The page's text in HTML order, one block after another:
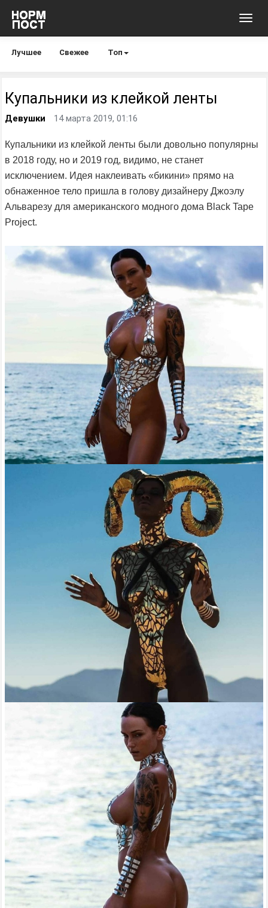
Лучшее Свежее Топ
Купальники из клейкой ленты
Девушки 14 марта 2019, 01:16
Купальники из клейкой ленты были довольно популярны
в 2018 году, но и 2019 год, видимо, не станет
исключением. Идея наклеивать «бикини» прямо на
обнаженное тело пришла в голову дизайнеру Джоэлу
Альварезу для американского модного дома Black Tape
Project.